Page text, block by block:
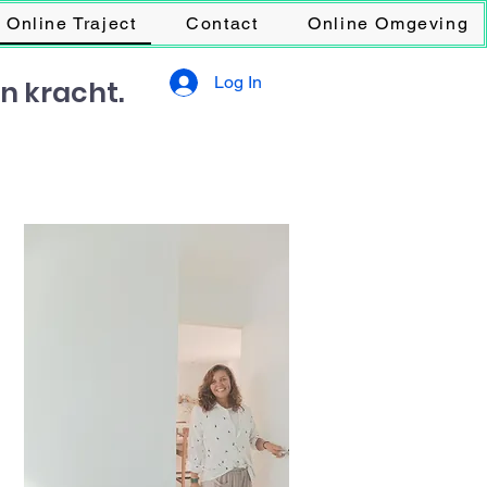
Online Traject Contact Online Omgeving
Log In
kracht.